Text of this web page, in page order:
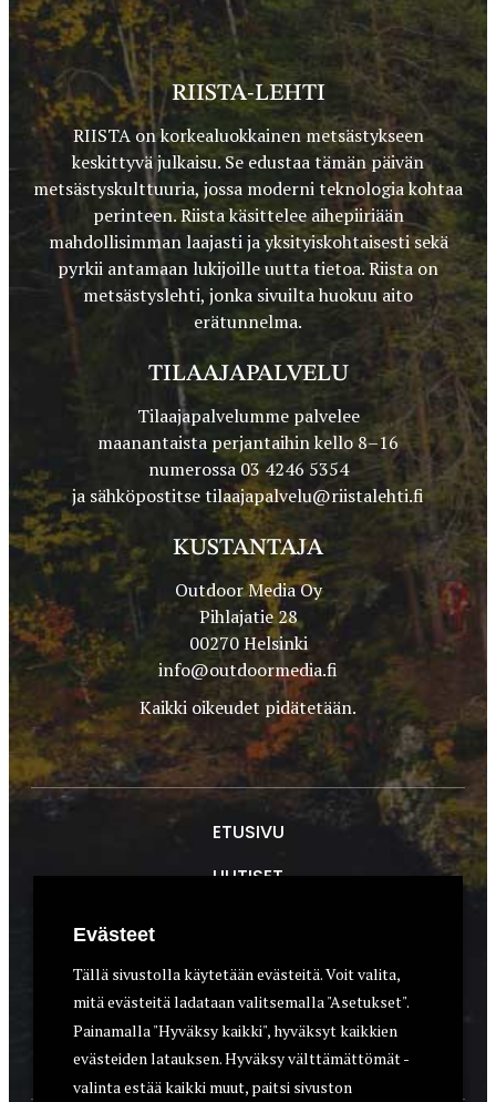
RIISTA-LEHTI
RIISTA on korkealuokkainen metsästykseen
keskittyvä julkaisu. Se edustaa tämän päivän
metsästyskulttuuria, jossa moderni teknologia kohtaa
perinteen. Riista käsittelee aihepiiriään
mahdollisimman laajasti ja yksityiskohtaisesti sekä
pyrkii antamaan lukijoille uutta tietoa. Riista on
metsästyslehti, jonka sivuilta huokuu aito
erätunnelma.
TILAAJAPALVELU
Tilaajapalvelumme palvelee
maanantaista perjantaihin kello 8–16
numerossa 03 4246 5354
ja sähköpostitsetilaajapalvelu@riistalehti.fi
KUSTANTAJA
Outdoor Media Oy
Pihlajatie 28
00270 Helsinki
info@outdoormedia.fi
Kaikki oikeudet pidätetään.
ETUSIVU
UUTISET
ASEET & OPTIIKKA
VARUSTEET
KOIRAT
Evästeet
Tällä sivustolla käytetään evästeitä. Voit valita,
mitä evästeitä ladataan valitsemalla "Asetukset".
Painamalla "Hyväksy kaikki", hyväksyt kaikkien
evästeiden latauksen. Hyväksy välttämättömät -
valinta estää kaikki muut, paitsi sivuston